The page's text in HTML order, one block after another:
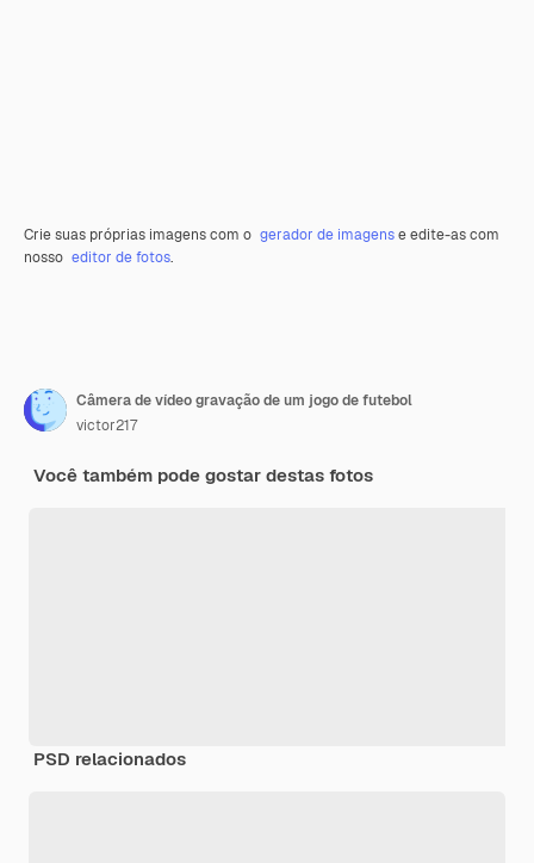
Crie suas próprias imagens com o gerador de imagense edite-as com
nosso editor de fotos.
Câmera de vídeo gravação de um jogo de futebol
victor217
Você também pode gostar destas fotos
PSD relacionados